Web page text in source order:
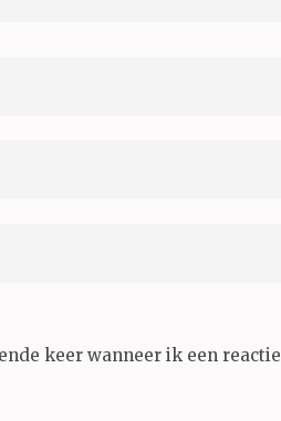
keer wanneer ik een reactie